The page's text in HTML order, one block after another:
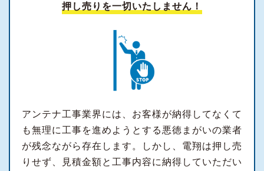
押し売りを一切いたしません！
アンテナ工事業界には、お客様が納得してなくて
も無理に工事を進めようとする悪徳まがいの業者
が残念ながら存在します。しかし、電翔は押し売
りせず、見積金額と工事内容に納得していただい